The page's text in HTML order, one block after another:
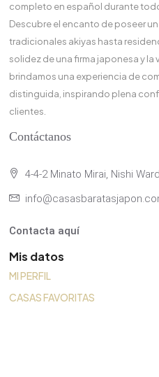
completo en español durante
Descubre el encanto de poseer
tradicionales akiyas hasta
solidez de una firma japonesa y
brindamos una experiencia de
distinguida, inspirando plena
clientes.
Contáctanos
4-4-2 Minato Mirai, Nishi
Contacta aquí
Mis datos
MI PERFIL
CASAS FAVORITAS